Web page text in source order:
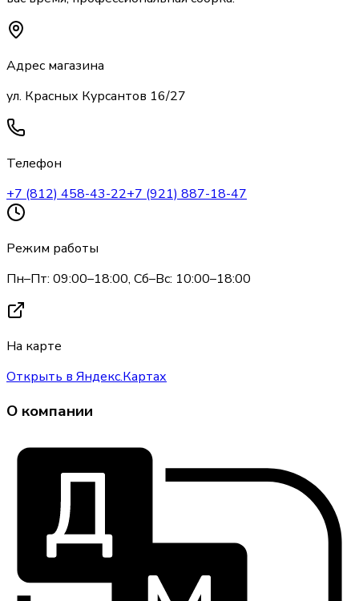
Адрес магазина
ул. Красных Курсантов 16/27
Телефон
+7 (812) 458-43-22+7 (921) 887-18-47
Режим работы
Пн–Пт: 09:00–18:00, Сб–Вс: 10:00–18:00
На карте
Открыть в Яндекс.Картах
О компании